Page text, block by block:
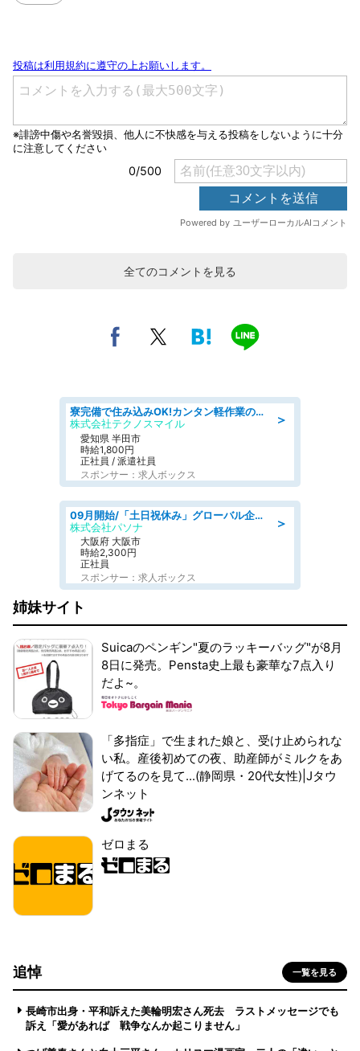
全てのコメントを見る
＞
寮完備で住み込みOK!カンタン軽作業のお仕事 denso aichi
株式会社テクノスマイル
愛知県 半田市
時給1,800円
正社員 / 派遣社員
スポンサー：求人ボックス
＞
09月開始/「土日祝休み」グローバル企業での産業保健のお仕事/保健師/高時給/残業なし/服装自由
株式会社パソナ
大阪府 大阪市
時給2,300円
正社員
スポンサー：求人ボックス
姉妹サイト
Suicaのペンギン"夏のラッキーバッグ"が8月
8日に発売。Pensta史上最も豪華な7点入り
だよ~。
「多指症」で生まれた娘と、受け止められな
い私。産後初めての夜、助産師がミルクをあ
げてるのを見て...(静岡県・20代女性)|Jタウ
ンネット
ゼロまる
追悼 一覧を見る
長崎市出身・平和訴えた美輪明宏さん死去 ラストメッセージでも
訴え「愛があれば 戦争なんか起こりません」